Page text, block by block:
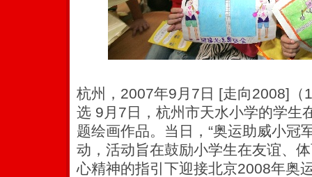
杭州，2007年9月7日 [走向2008]（
选 9月7日，杭州市天水小学的学生
题绘画作品。当日，“奥运助威小冠
动，活动旨在鼓励小学生在友谊、
心精神的指引下迎接北京2008年奥